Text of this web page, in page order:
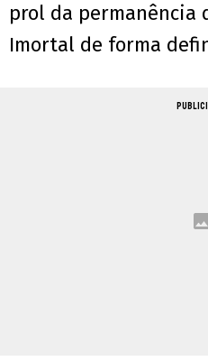
prol da permanência
Imortal de forma